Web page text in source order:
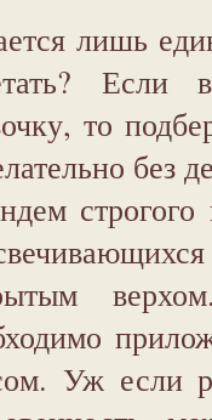
лишь
Если
то
без
Уж если